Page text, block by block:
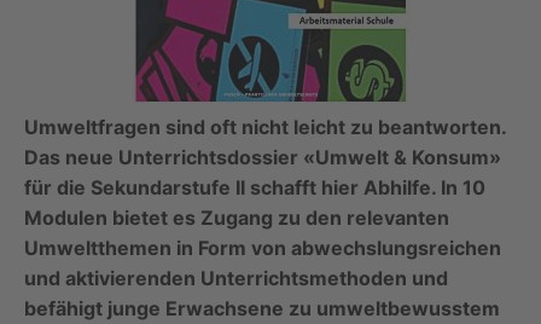
Umweltfragen sind oft nicht leicht zu beantworten.
Das neue Unterrichtsdossier «Umwelt & Konsum»
für die Sekundarstufe II schafft hier Abhilfe. In 10
Modulen bietet es Zugang zu den relevanten
Umweltthemen in Form von abwechslungsreichen
und aktivierenden Unterrichtsmethoden und
befähigt junge Erwachsene zu umweltbewusstem